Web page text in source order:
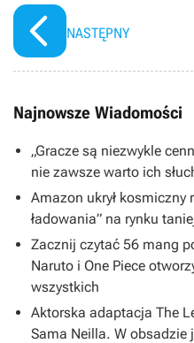
NASTĘPNY
Najnowsze Wiadomości
„Gracze są niezwykle
nie zawsze warto ich
Amazon ukrył kosmiczny
ładowania” na rynku
Zacznij czytać 56 mang
Naruto i One Piece
wszystkich
Aktorska adaptacja The
Sama Neilla. W